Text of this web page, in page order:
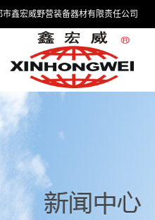
市鑫宏威野营装备器材有限责任公司